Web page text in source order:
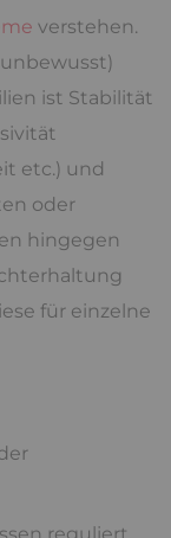
verstehen.
ist Stabilität
etc.) und
oder
hingegen
für einzelne